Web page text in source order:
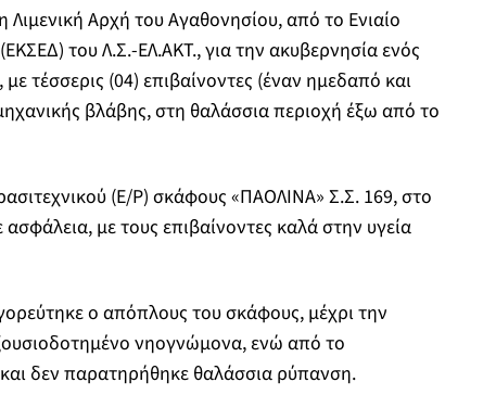
Αρχή του Αγαθονησίου, από το Ενιαίο
του Λ.Σ.-ΕΛ.ΑΚΤ., για την ακυβερνησία ενός
τέσσερις (04) επιβαίνοντες (έναν ημεδαπό και
βλάβης, στη θαλάσσια περιοχή έξω από το
(Ε/Ρ) σκάφους «ΠΑΟΛΙΝΑ» Σ.Σ. 169, στο
με τους επιβαίνοντες καλά στην υγεία
ο απόπλους του σκάφους, μέχρι την
νηογνώμονα, ενώ από το
δεν παρατηρήθηκε θαλάσσια ρύπανση.